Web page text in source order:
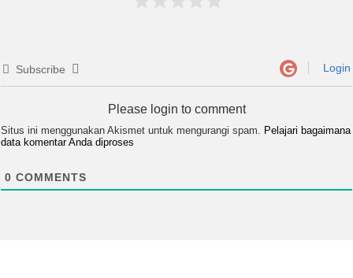
Subscribe Login
Please login to comment
Situs ini menggunakan Akismet untuk mengurangi spam. Pelajari bagaimana
data komentar Anda diproses
0 COMMENTS